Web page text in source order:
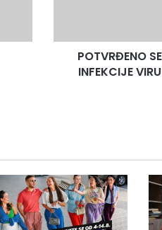
U
ZENICIPOTVRĐENO
INFEKCIJE